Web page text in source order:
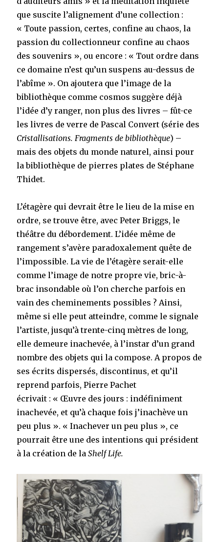
que suscite l’alignement d’une collection :
« Toute passion, certes, confine au chaos, la
passion du collectionneur confine au chaos
des souvenirs », ou encore : « Tout ordre dans
ce domaine n’est qu’un suspens au-dessus de
l’abîme ». On ajoutera que l’image de la
bibliothèque comme cosmos suggère déjà
l’idée d’y ranger, non plus des livres – fût-ce
les livres de verre de Pascal Convert (série des
Cristallisations. Fragments de bibliothèque) –
mais des objets du monde naturel, ainsi pour
la bibliothèque de pierres plates de Stéphane
Thidet.
L’étagère qui devrait être le lieu de la mise en
ordre, se trouve être, avec Peter Briggs, le
théâtre du débordement. L’idée même de
rangement s’avère paradoxalement quête de
l’impossible. La vie de l’étagère serait-elle
comme l’image de notre propre vie, bric-à-
brac insondable où l’on cherche parfois en
vain des cheminements possibles ? Ainsi,
même si elle peut atteindre, comme le signale
l’artiste, jusqu’à trente-cinq mètres de long,
elle demeure inachevée, à l’instar d’un grand
nombre des objets qui la compose. A propos de
ses écrits dispersés, discontinus, et qu’il
reprend parfois, Pierre Pachet
écrivait : « Œuvre des jours : indéfiniment
inachevée, et qu’à chaque fois j’inachève un
peu plus ». « Inachever un peu plus », ce
pourrait être une des intentions qui président
à la création de laShelf Life.